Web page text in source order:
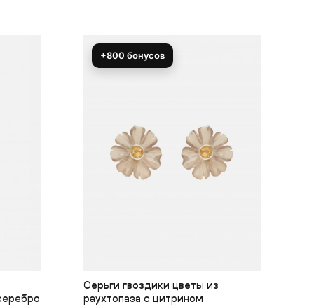
+800 бонусов
Серьги гвоздики цветы из
раухтопаза с цитрином